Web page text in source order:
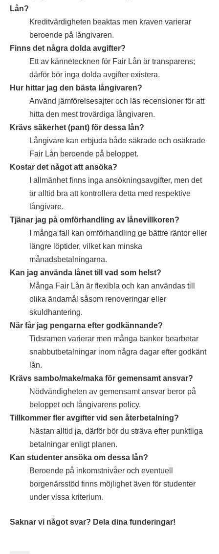
Lån?
Kreditvärdigheten beaktas men kraven varierar
beroende på långivaren.
Finns det några dolda avgifter?
Ett av kännetecknen för Fair Lån är transparens;
därför bör inga dolda avgifter existera.
Hur hittar jag den bästa långivaren?
Använd jämförelsesajter och läs recensioner för att
hitta den mest trovärdiga långivaren.
Krävs säkerhet (pant) för dessa lån?
Långivare kan erbjuda både säkrade och osäkrade
Fair Lån beroende på beloppet.
Kostar det något att ansöka?
I allmänhet finns inga ansökningsavgifter, men det
är alltid bra att kontrollera detta med respektive
långivare.
Tjänar jag på omförhandling av lånevillkoren?
I många fall kan omförhandling ge bättre räntor eller
längre löptider, vilket kan minska
månadsbetalningarna.
Kan jag använda lånet till vad som helst?
Många Fair Lån är flexibla och kan användas till
olika ändamål såsom renoveringar eller
skuldhantering.
När får jag pengarna efter godkännande?
Tidsramen varierar men många banker bearbetar
snabbutbetalningar inom några dagar efter godkänt
lån.
Krävs sambo/make/maka för gemensamt ansvar?
Nödvändigheten av gemensamt ansvar beror på
beloppet och långivarens policy.
Tillkommer fler avgifter vid sen återbetalning?
Nästan alltid ja, därför bör du sträva efter punktliga
betalningar enligt planen.
Kan studenter ansöka om dessa lån?
Beroende på inkomstnivåer och eventuell
borgenärsstöd finns möjlighet även för studenter
under vissa kriterium.
Saknar vi något svar? Dela dina funderingar!